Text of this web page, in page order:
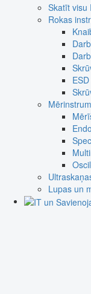
Skatīt visu
Rokas
Lupas un